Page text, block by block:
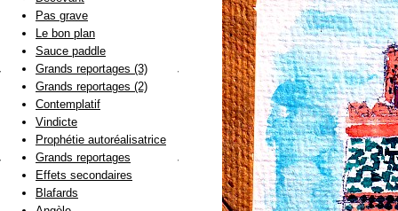
Pas grave
Le bon plan
Sauce paddle
Grands reportages (3)
Grands reportages (2)
Contemplatif
Vindicte
Prophétie autoréalisatrice
Grands reportages
Effets secondaires
Blafards